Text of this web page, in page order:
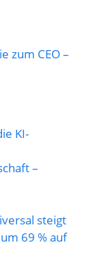
zum CEO –
KI-
–
steigt
69 % auf